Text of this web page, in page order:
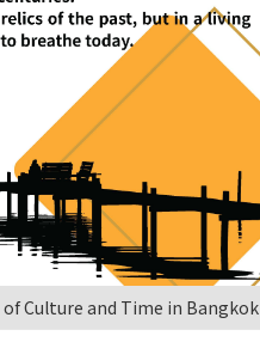
of Culture and Time in Bangkok